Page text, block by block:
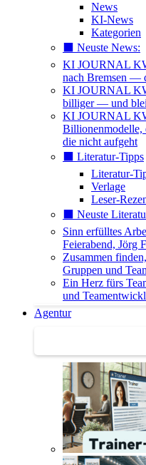
News
KI-News
Kategorien
⬛️ Neuste News:
KI JOURNAL
nach Bremsen —
KI JOURNAL
billiger — und
KI JOURNAL
Billionenmodelle,
die nicht aufgeht
⬛️ Literatur-Tipps
Literatur-
Verlage
Leser-
⬛️ Neuste
Sinn erfülltes
Feierabend, Jörg
Zusammen
Gruppen und
Ein Herz fürs
und
Agentur